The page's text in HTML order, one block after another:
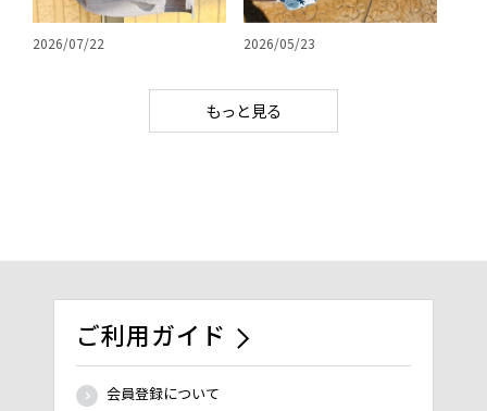
2026/07/22 2026/05/23
もっと見る
ご利用ガイド
会員登録について